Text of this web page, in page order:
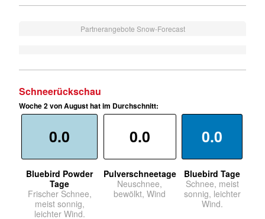
Partnerangebote Snow-Forecast
Schneerückschau
Woche 2 von August hat im Durchschnitt:
0.0
Bluebird Powder
Tage
Frischer Schnee,
meist sonnig,
leichter Wind.
0.0
Pulverschneetage
Neuschnee,
bewölkt, Wind
0.0
Bluebird Tage
Schnee, meist
sonnig, leichter
Wind.